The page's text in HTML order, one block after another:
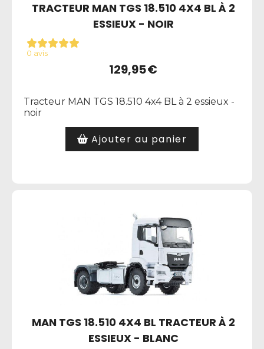
TRACTEUR MAN TGS 18.510 4X4 BL À 2
ESSIEUX - NOIR
0 avis
129,95€
Tracteur MAN TGS 18.510 4x4 BL à 2 essieux -
noir
Ajouter au panier
MAN TGS 18.510 4X4 BL TRACTEUR À 2
ESSIEUX - BLANC